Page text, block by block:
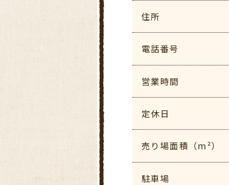
住所
電話番号
営業時間
定休日
売り場面積（m²）
駐車場